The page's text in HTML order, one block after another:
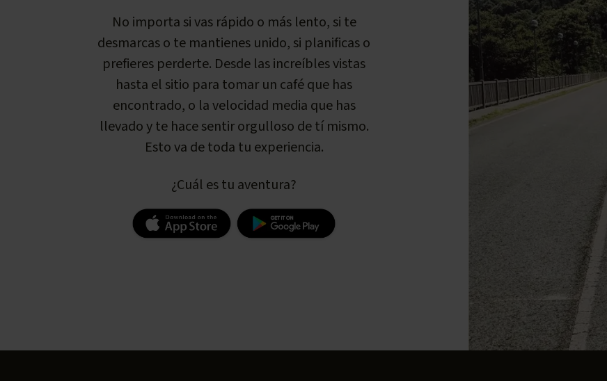
No importa si vas rápido o más lento, si te
desmarcas o te mantienes unido, si planificas o
prefieres perderte. Desde las increíbles vistas
hasta el sitio para tomar un café que has
encontrado, o la velocidad media que has
llevado y te hace sentir orgulloso de tí mismo.
Esto va de toda tu experiencia.
¿Cuál es tu aventura?